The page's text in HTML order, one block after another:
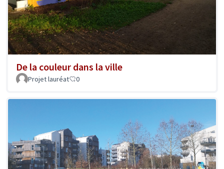
De la couleur dans la ville
Projet lauréat 0